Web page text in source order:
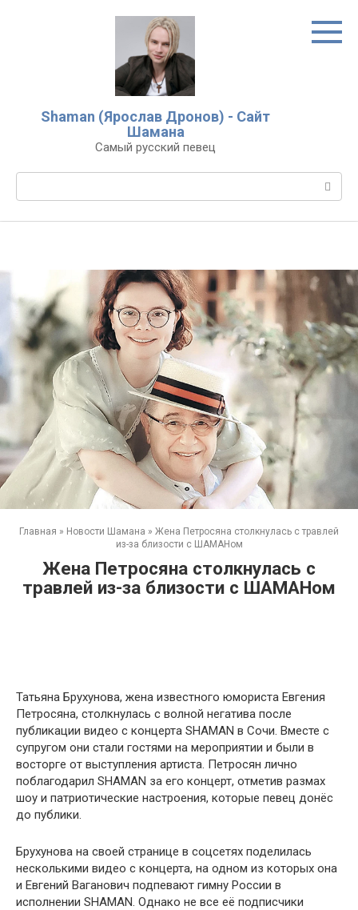
Shaman (Ярослав Дронов) - Сайт
Шамана
Самый русский певец
Главная » Новости Шамана » Жена Петросяна столкнулась с травлей
из-за близости с ШАМАНом
Жена Петросяна столкнулась с
травлей из-за близости с ШАМАНом
Татьяна Брухунова, жена известного юмориста Евгения
Петросяна, столкнулась с волной негатива после
публикации видео с концерта SHAMAN в Сочи. Вместе с
супругом они стали гостями на мероприятии и были в
восторге от выступления артиста. Петросян лично
поблагодарил SHAMAN за его концерт, отметив размах
шоу и патриотические настроения, которые певец донёс
до публики.
Брухунова на своей странице в соцсетях поделилась
несколькими видео с концерта, на одном из которых она
и Евгений Ваганович подпевают гимну России в
исполнении SHAMAN. Однако не все её подписчики